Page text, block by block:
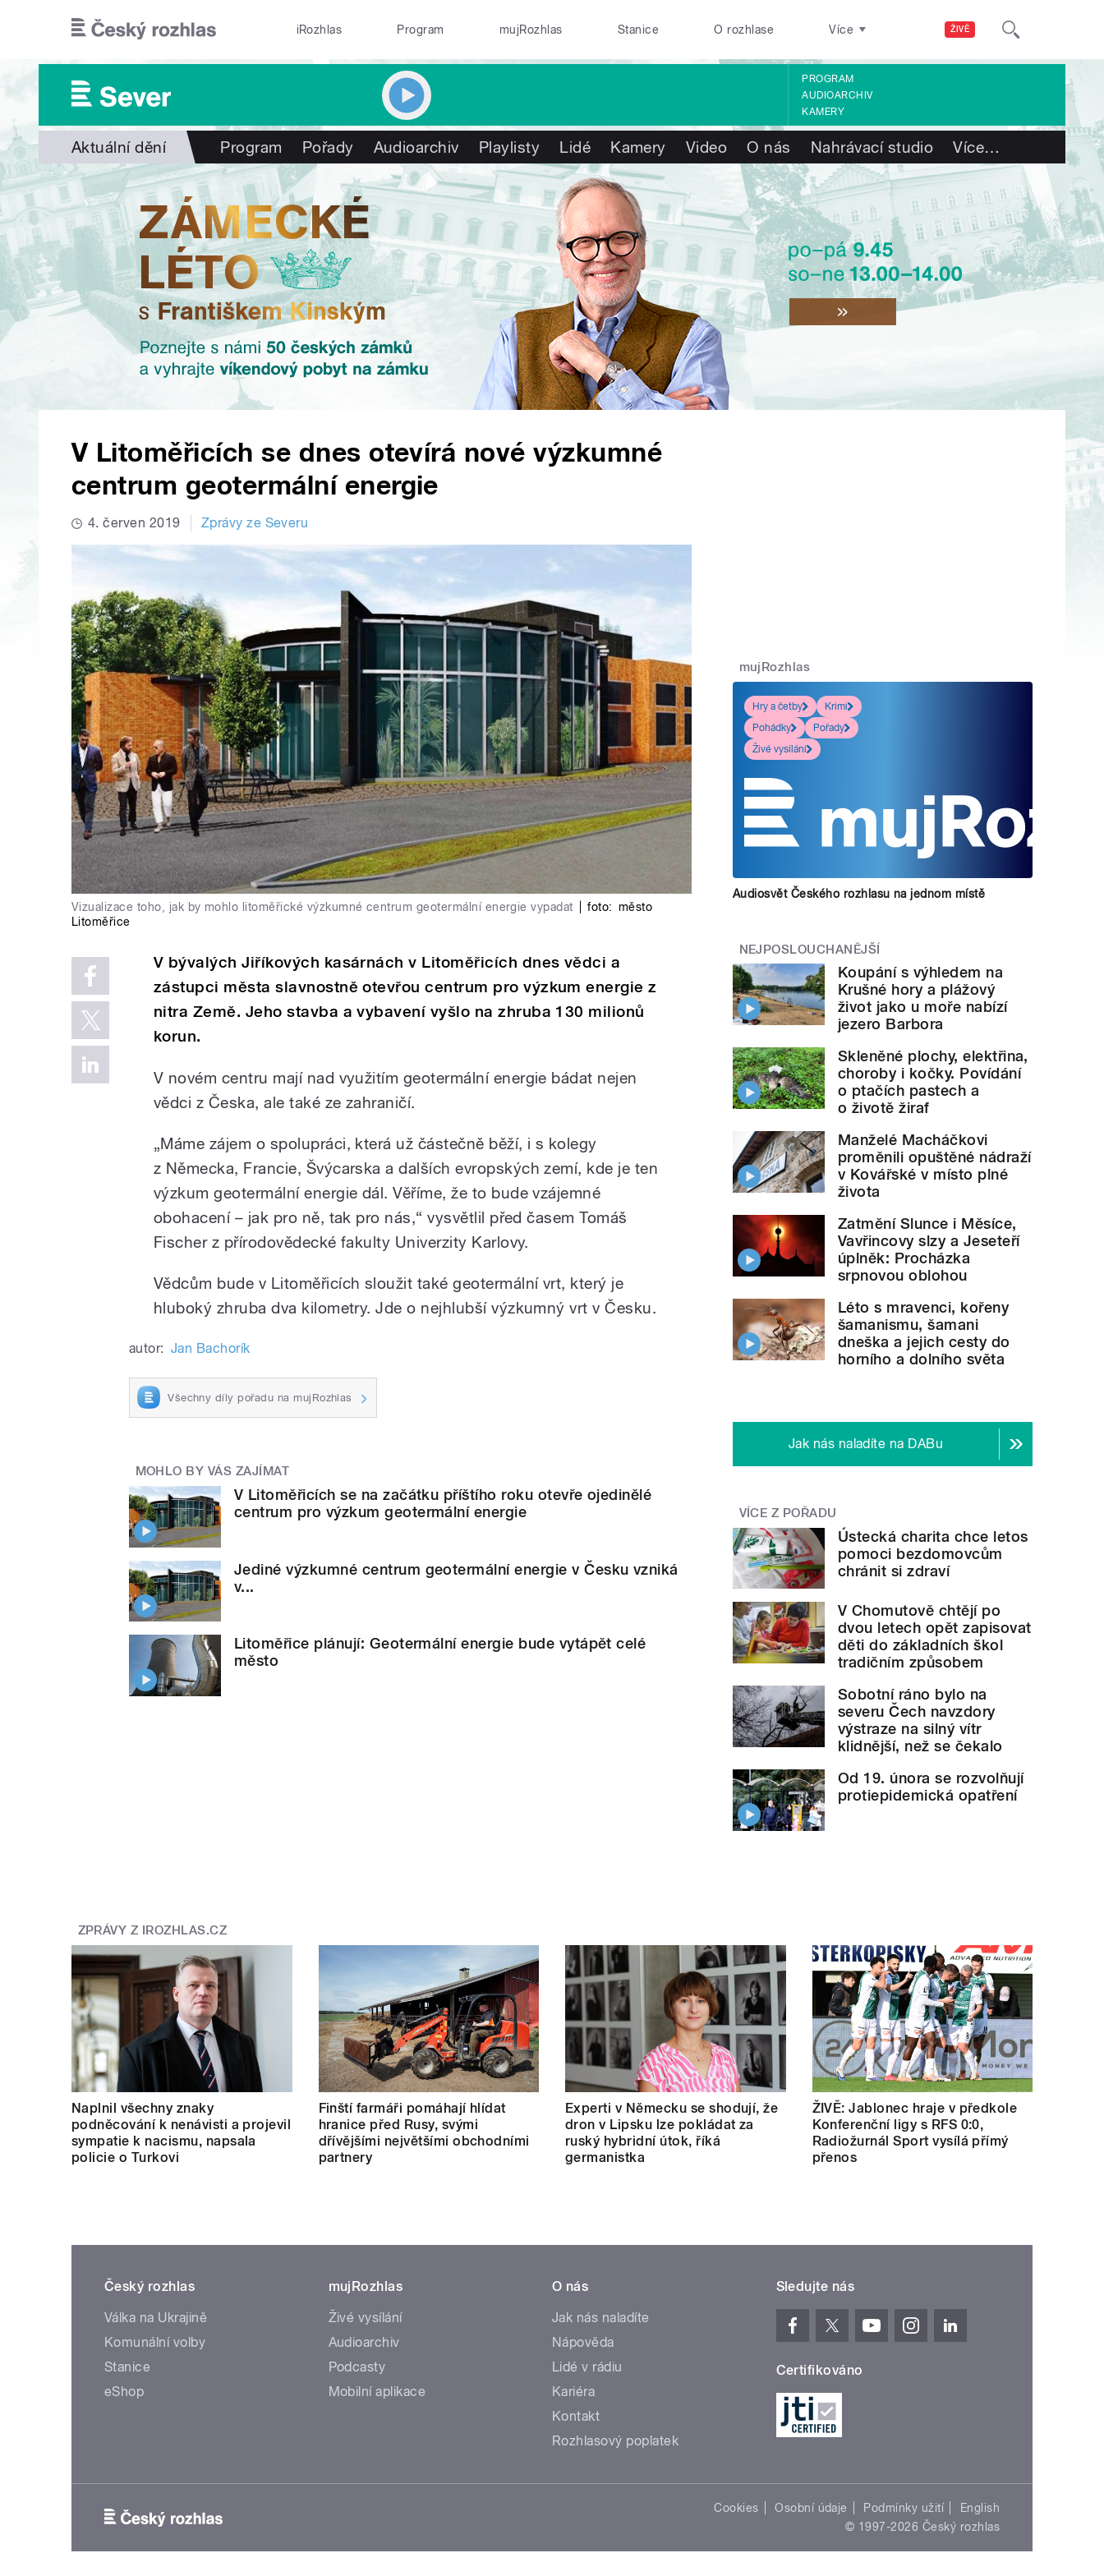
ŽIVĚ
iRozhlas Program mujRozhlas Stanice O rozhlase Více
PROGRAM
AUDIOARCHIV
KAMERY
Aktuální dění Program Pořady Audioarchiv Playlisty Lidé Kamery Video O nás Nahrávací studio Více…
V Litoměřicích se dnes otevírá nové výzkumné
centrum geotermální energie
4. červen 2019 Zprávy ze Severu
Vizualizace toho, jak by mohlo litoměřické výzkumné centrum geotermální energie vypadat foto: město
Litoměřice
V bývalých Jiříkových kasárnách v Litoměřicích dnes vědci a
zástupci města slavnostně otevřou centrum pro výzkum energie z
nitra Země. Jeho stavba a vybavení vyšlo na zhruba 130 milionů
korun.
V novém centru mají nad využitím geotermální energie bádat nejen
vědci z Česka, ale také ze zahraničí.
„Máme zájem o spolupráci, která už částečně běží, i s kolegy
z Německa, Francie, Švýcarska a dalších evropských zemí, kde je ten
výzkum geotermální energie dál. Věříme, že to bude vzájemné
obohacení – jak pro ně, tak pro nás,“ vysvětlil před časem Tomáš
Fischer z přírodovědecké fakulty Univerzity Karlovy.
Vědcům bude v Litoměřicích sloužit také geotermální vrt, který je
hluboký zhruba dva kilometry. Jde o nejhlubší výzkumný vrt v Česku.
autor: Jan Bachorík
Všechny díly pořadu na mujRozhlas
MOHLO BY VÁS ZAJÍMAT
V Litoměřicích se na začátku příštího roku otevře ojedinělé
centrum pro výzkum geotermální energie
Jediné výzkumné centrum geotermální energie v Česku vzniká
v...
Litoměřice plánují: Geotermální energie bude vytápět celé
město
mujRozhlas
Hry a četby
Krimi
Pohádky
Pořady
Živé vysílání
Audiosvět Českého rozhlasu na jednom místě
NEJPOSLOUCHANĚJŠÍ
Koupání s výhledem na
Krušné hory a plážový
život jako u moře nabízí
jezero Barbora
Skleněné plochy, elektřina,
choroby i kočky. Povídání
o ptačích pastech a
o životě žiraf
Manželé Macháčkovi
proměnili opuštěné nádraží
v Kovářské v místo plné
života
Zatmění Slunce i Měsíce,
Vavřincovy slzy a Jeseteří
úplněk: Procházka
srpnovou oblohou
Léto s mravenci, kořeny
šamanismu, šamani
dneška a jejich cesty do
horního a dolního světa
Jak nás naladíte na DABu
VÍCE Z POŘADU
Ústecká charita chce letos
pomoci bezdomovcům
chránit si zdraví
V Chomutově chtějí po
dvou letech opět zapisovat
děti do základních škol
tradičním způsobem
Sobotní ráno bylo na
severu Čech navzdory
výstraze na silný vítr
klidnější, než se čekalo
Od 19. února se rozvolňují
protiepidemická opatření
ZPRÁVY Z IROZHLAS.CZ
Naplnil všechny znaky
podněcování k nenávisti a projevil
sympatie k nacismu, napsala
policie o Turkovi
Finští farmáři pomáhají hlídat
hranice před Rusy, svými
dřívějšími největšími obchodními
partnery
Experti v Německu se shodují, že
dron v Lipsku lze pokládat za
ruský hybridní útok, říká
germanistka
ŽIVĚ: Jablonec hraje v předkole
Konferenční ligy s RFS 0:0,
Radiožurnál Sport vysílá přímý
přenos
Český rozhlas
Válka na Ukrajině
Komunální volby
Stanice
eShop
mujRozhlas
Živé vysílání
Audioarchiv
Podcasty
Mobilní aplikace
O nás
Jak nás naladíte
Nápověda
Lidé v rádiu
Kariéra
Kontakt
Rozhlasový poplatek
Sledujte nás
Certifikováno
Cookies Osobní údaje Podmínky užití
English
© 1997-2026 Český rozhlas